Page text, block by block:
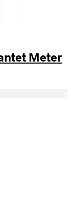
Meter